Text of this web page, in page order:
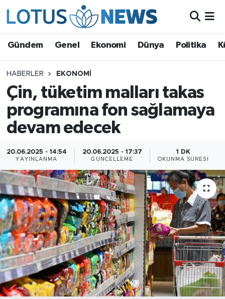
Gündem Genel Ekonomi Dünya Politika
HABERLER EKONOMI
Çin, tüketim malları takas
programına fon sağlamaya
devam edecek
20.06.2025 - 14:54
YAYINLANMA
20.06.2025 - 17:37
GÜNCELLEME
1 DK
OKUNMA SÜRESI
Ekonomi
Dünya
Politika
Bilim ve Teknoloji
Çin Fuarları
Gündem
Video
Sağlık